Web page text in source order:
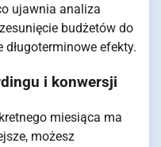
ujawnia analiza
budżetów do
długoterminowe efekty.
i konwersji
miesiąca ma
możesz